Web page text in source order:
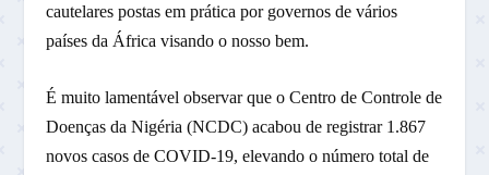
cautelares postas em prática por governos de vários
países da África visando o nosso bem.
É muito lamentável observar que o Centro de Controle de
Doenças da Nigéria (NCDC) acabou de registrar 1.867
novos casos de COVID-19, elevando o número total de